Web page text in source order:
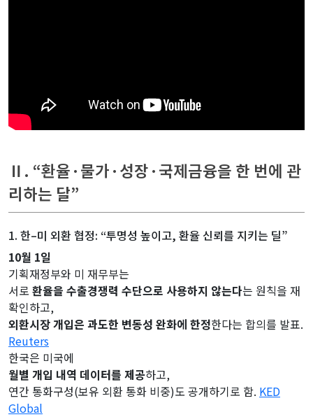
Ⅱ. “환율·물가·성장·국제금융을 한 번에 관
리하는 달”
1. 한–미 외환 협정: “투명성 높이고, 환율 신뢰를 지키는 딜”
10월 1일
기획재정부와 미 재무부는
서로 환율을 수출경쟁력 수단으로 사용하지 않는다는 원칙을 재
확인하고,
외환시장 개입은 과도한 변동성 완화에 한정한다는 합의를 발표.
Reuters
한국은 미국에
월별 개입 내역 데이터를 제공하고,
연간 통화구성(보유 외환 통화 비중)도 공개하기로 함. KED
Global